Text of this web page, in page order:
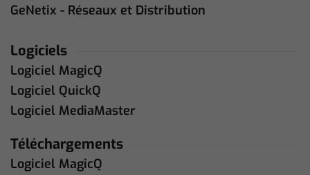
GeNetix - Réseaux et Distribution
Logiciels
Logiciel MagicQ
Logiciel QuickQ
Logiciel MediaMaster
Téléchargements
Logiciel MagicQ